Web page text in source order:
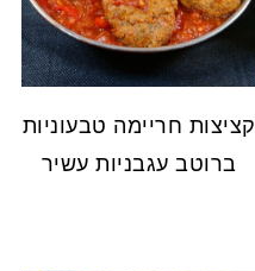
קציצות חריימה טבעוניות
ברוטב עגבניות עשיר